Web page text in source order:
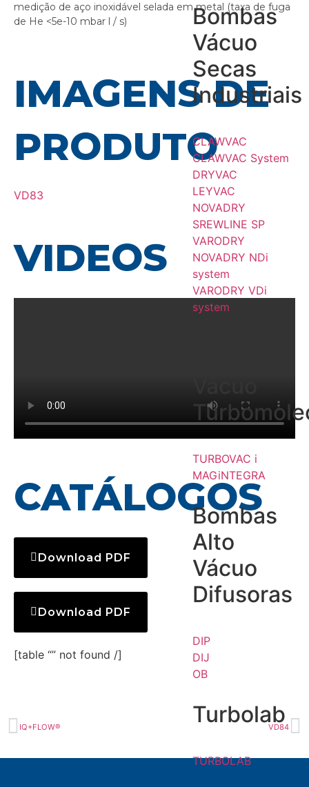
Bombas
Vácuo
Secas
Industriais
CLAWVAC
CLAWVAC System
DRYVAC
LEYVAC
NOVADRY
SREWLINE SP
VARODRY
NOVADRY NDi
system
VARODRY VDi
system
TURBOVAC i
MAGiNTEGRA
Bombas
Alto
Vácuo
Difusoras
DIP
DIJ
OB
Turbolab
TURBOLAB
medição de aço inoxidável selada em metal (taxa de fuga
de He <5e-10 mbar l / s)
IMAGENS DE
PRODUTO
VD83
VIDEOS
CATÁLOGOS
Download PDF
Download PDF
[table “” not found /]
IQ+FLOW® VD84